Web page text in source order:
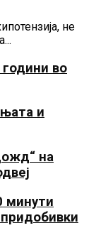
не
во
и
на
минути